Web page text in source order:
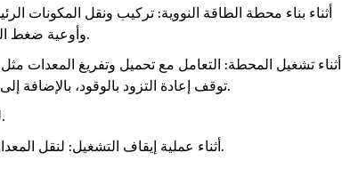
أثناء بناء محطة الطاقة النووية: تركيب ونقل المكونات
وأوعية ضغط المفاعل، وأجهزة الضغط، وغيرها من المعدات الخفيفة.
أثناء تشغيل المحطة: التعامل مع تحميل وتفريغ المعدات
توقف إعادة التزود بالوقود، بالإضافة إلى إزالة واستبدال مجموعات الوقود ورؤوس المفاعلات.
لصيانة المعدات واستبدالها طوال فترة تشغيل المصنع.
أثناء عملية إيقاف التشغيل: لنقل المعدات داخل مبنى المفاعل بعد إخراج المحطة من الخدمة.